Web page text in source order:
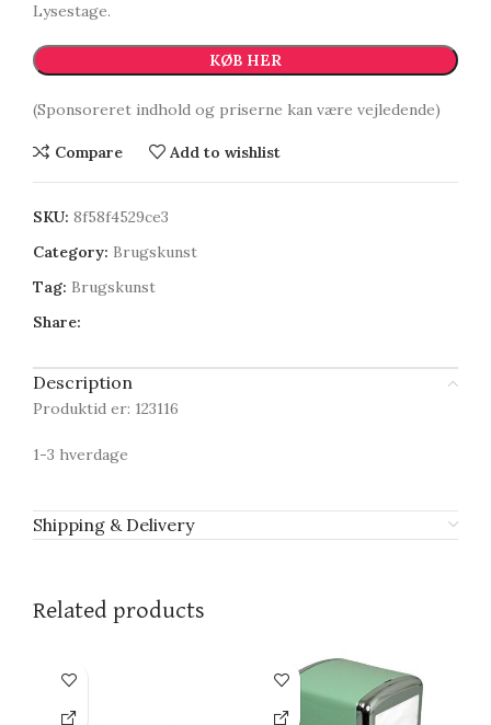
Lysestage.
KØB HER
(Sponsoreret indhold og priserne kan være vejledende)
Compare Add to wishlist
SKU: 8f58f4529ce3
Category: Brugskunst
Tag: Brugskunst
Share:
Description
Produktid er: 123116
1-3 hverdage
Shipping & Delivery
Related products